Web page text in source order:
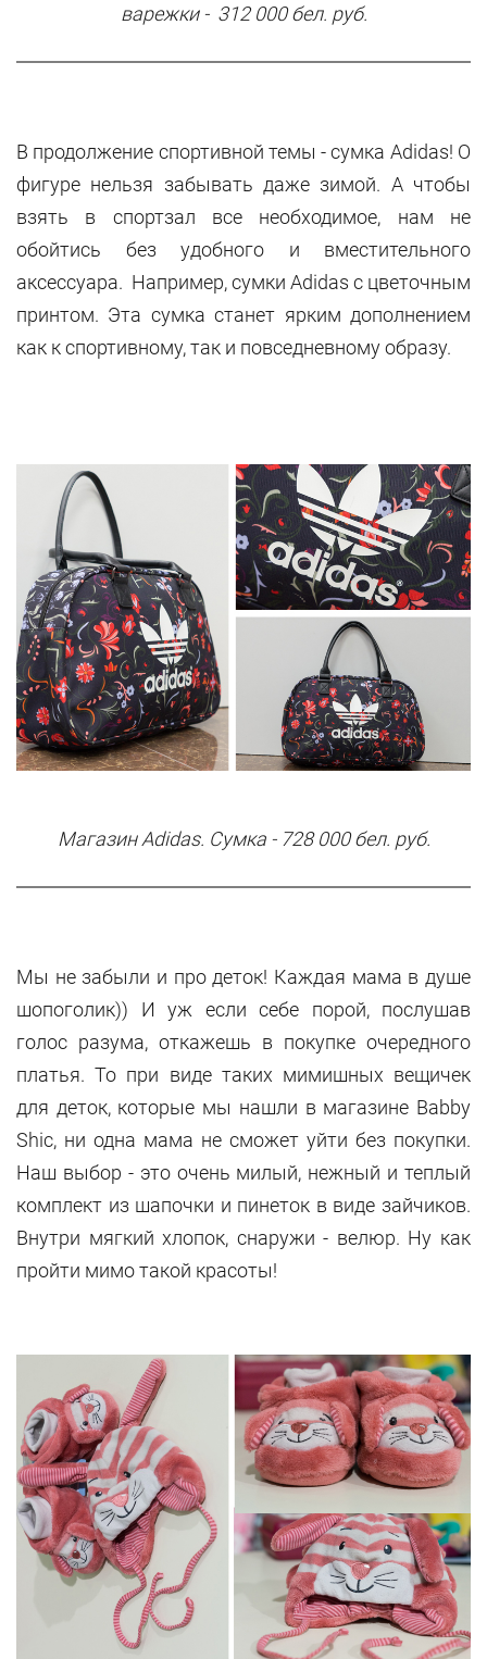
варежки - 312 000 бел. руб.
В продолжение спортивной темы - сумка Adidas! О
фигуре нельзя забывать даже зимой. А чтобы
взять в спортзал все необходимое, нам не
обойтись без удобного и вместительного
аксессуара. Например, сумки Adidas с цветочным
принтом. Эта сумка станет ярким дополнением
как к спортивному, так и повседневному образу.
Магазин Adidas. Сумка- 728 000 бел. руб.
Мы не забыли и про деток! Каждая мама в душе
шопоголик)) И уж если себе порой, послушав
голос разума, откажешь в покупке очередного
платья. То при виде таких мимишных вещичек
для деток, которые мы нашли в магазине Babby
Shic, ни одна мама не сможет уйти без покупки.
Наш выбор - это очень милый, нежный и теплый
комплект из шапочки и пинеток в виде зайчиков.
Внутри мягкий хлопок, снаружи - велюр. Ну как
пройти мимо такой красоты!